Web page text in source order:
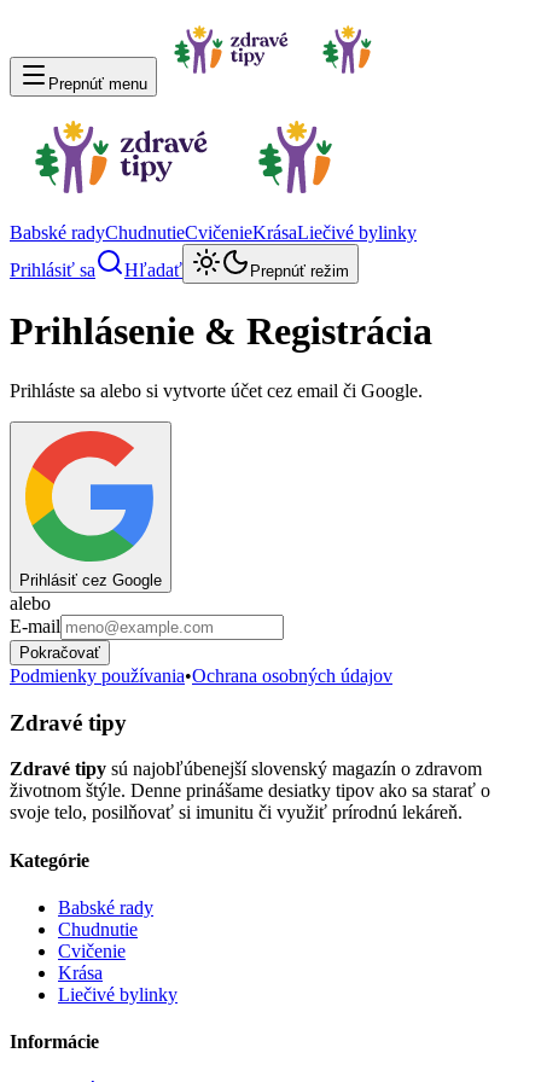
Prepnúť menu
Babské radyChudnutieCvičenieKrásaLiečivé bylinky
Prihlásiť sa
Hľadať Prepnúť režim
Prihlásenie & Registrácia
Prihláste sa alebo si vytvorte účet cez email či Google.
Prihlásiť cez Google
alebo
E-mail
Pokračovať
Podmienky používania•Ochrana osobných údajov
Zdravé tipy
Zdravé tipy sú najobľúbenejší slovenský magazín o zdravom
životnom štýle. Denne prinášame desiatky tipov ako sa starať o
svoje telo, posilňovať si imunitu či využiť prírodnú lekáreň.
Kategórie
Babské rady
Chudnutie
Cvičenie
Krása
Liečivé bylinky
Informácie